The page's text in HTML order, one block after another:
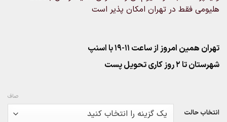
هلیومی فقط در تهران امکان پذیر است
تهران همین امروز از ساعت ۱۱-۱۹ با اسنپ
شهرستان تا 2 روز کاری تحویل پست
انتخاب حالت
صاف